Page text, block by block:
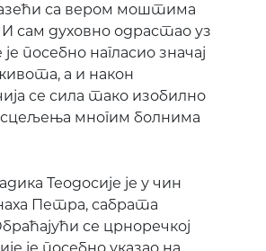
са вером моштима
сам духовно одрастао уз
посебно нагласио значај
а и након
се сила тако изобилно
многим болнима
Теодосије је у чин
Петра, сабрата
се црноречкој